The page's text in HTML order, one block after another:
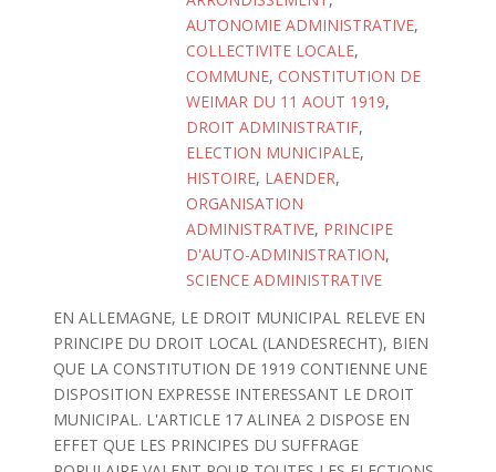
AUTONOMIE ADMINISTRATIVE,
COLLECTIVITE LOCALE,
COMMUNE, CONSTITUTION DE
WEIMAR DU 11 AOUT 1919,
DROIT ADMINISTRATIF,
ELECTION MUNICIPALE,
HISTOIRE, LAENDER,
ORGANISATION
ADMINISTRATIVE, PRINCIPE
D'AUTO-ADMINISTRATION,
SCIENCE ADMINISTRATIVE
EN ALLEMAGNE, LE DROIT MUNICIPAL RELEVE EN
PRINCIPE DU DROIT LOCAL (LANDESRECHT), BIEN
QUE LA CONSTITUTION DE 1919 CONTIENNE UNE
DISPOSITION EXPRESSE INTERESSANT LE DROIT
MUNICIPAL. L'ARTICLE 17 ALINEA 2 DISPOSE EN
EFFET QUE LES PRINCIPES DU SUFFRAGE